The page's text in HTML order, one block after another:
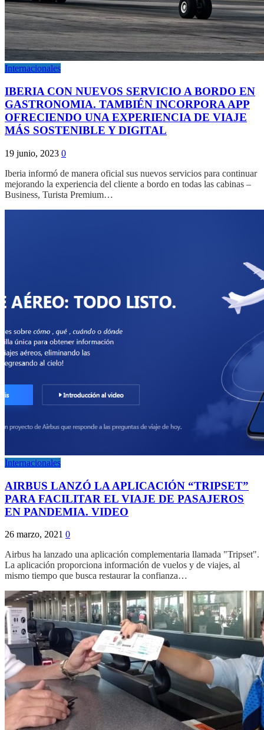
Internacionales
IBERIA CON NUEVOS SERVICIO A BORDO EN
GASTRONOMIA. TAMBIÉN INCORPORA APP
OFRECIENDO UNA EXPERIENCIA DE VIAJE
MÁS SOSTENIBLE Y DIGITAL
19 junio, 2023 0
Iberia informó de manera oficial sus nuevos servicios para continuar
mejorando la experiencia del cliente a bordo en todas las cabinas –
Business, Turista Premium…
Internacionales
AIRBUS LANZÓ LA APLICACIÓN “TRIPSET”
PARA FACILITAR EL VIAJE DE PASAJEROS
EN PANDEMIA. VIDEO
26 marzo, 2021 0
Airbus ha lanzado una aplicación complementaria llamada "Tripset".
La aplicación proporciona información de vuelos y de viajes, al
mismo tiempo que busca restaurar la confianza…